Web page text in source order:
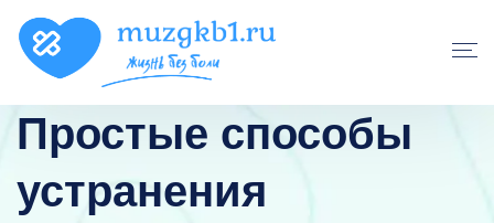
Простые способы
устранения